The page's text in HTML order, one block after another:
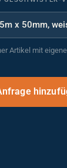
Artikel mit